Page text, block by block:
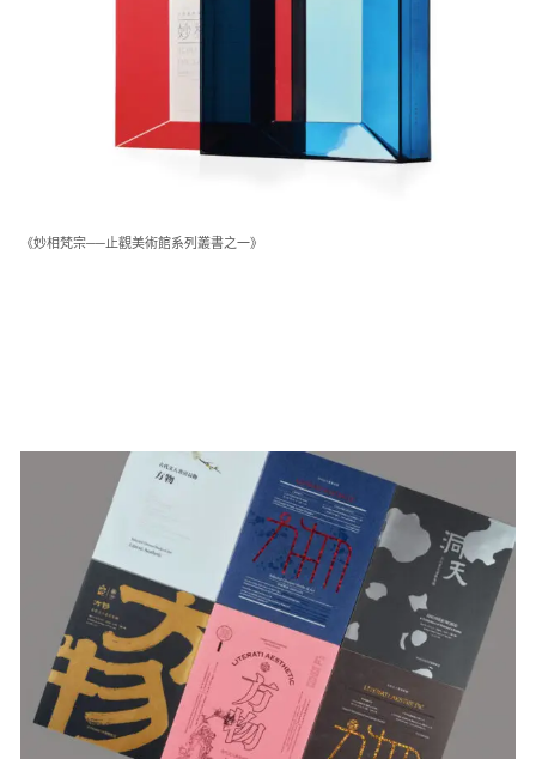
《妙相梵宗──止觀美術館系列叢書之一》